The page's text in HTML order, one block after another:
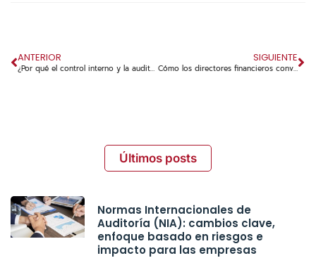
ANTERIOR
¿Por qué el control interno y la auditoría interna no son lo mismo?
SIGUIENTE
Cómo los directores financieros convierten la visibilidad del cumplimiento normativo en una ventaja estratégica.
Últimos posts
Normas Internacionales de
Auditoría (NIA): cambios clave,
enfoque basado en riesgos e
impacto para las empresas